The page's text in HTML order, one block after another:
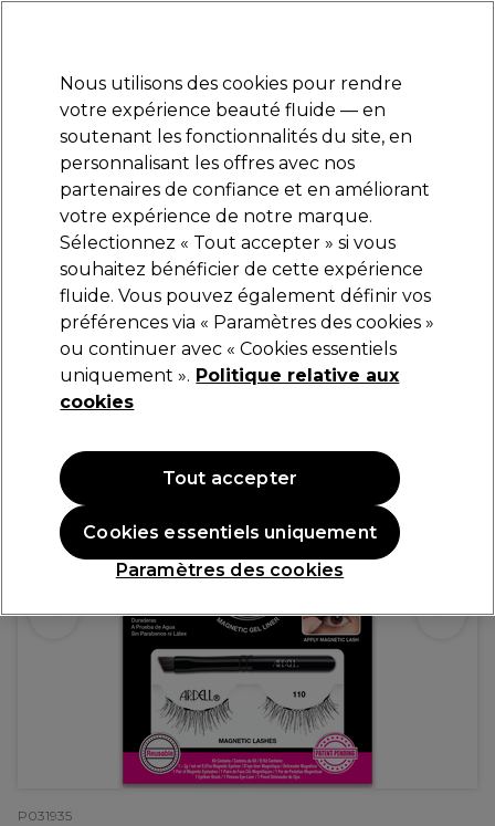
Se connecter
Marques Bons plans Coiffure Electro et Matériel
Livraison et délais
lire la suite
Ardell Faux-cils Double 110 Magnetiques
)
21,99 €
P031935
Nous utilisons des cookies pour rendre
votre expérience beauté fluide — en
soutenant les fonctionnalités du site, en
personnalisant les offres avec nos
partenaires de confiance et en améliorant
votre expérience de notre marque.
Sélectionnez « Tout accepter » si vous
souhaitez bénéficier de cette expérience
fluide. Vous pouvez également définir vos
préférences via « Paramètres des cookies »
ou continuer avec « Cookies essentiels
uniquement ». Politique relative aux
cookies
Paramètres des cookies
Cookies essentiels uniquement
Tout accepter